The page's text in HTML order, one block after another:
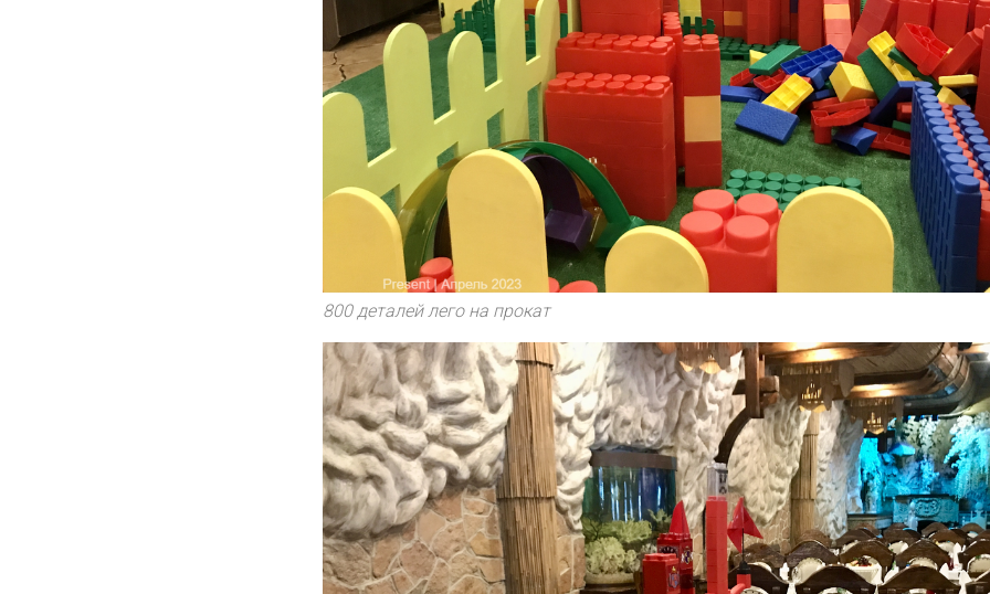
800 деталей лего на прокат